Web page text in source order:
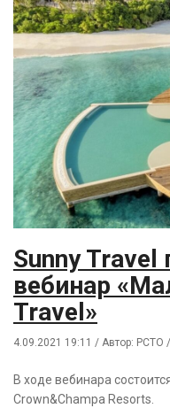
Sunny Travel
вебинар
Travel»
4.09.2021 19:11 / Автор: РСТО /
В ходе вебинара
Crown&Champa Resorts.